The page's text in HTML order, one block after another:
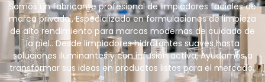
Somos un fabricante profesional de limpiadores faciales de
marca privada., Especializado en formulaciones de limpieza
de alto rendimiento para marcas modernas de cuidado de
la piel.. Desde limpiadores hidratantes suaves hasta
soluciones iluminantes y con infusión activa, Ayudamos a
transformar sus ideas en productos listos para el mercado..